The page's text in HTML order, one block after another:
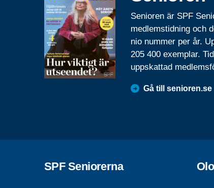
Senioren är SPF
medlemstidning och
nio nummer per år.
205 400 exemplar.
uppskattad
Gå till senioren.se
SPF Seniorerna